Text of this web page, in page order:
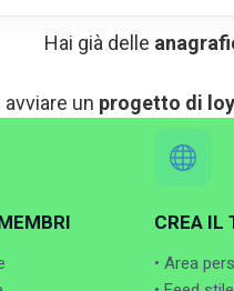
Hai già delle
avviare un progetto di
CREA IL
• Area